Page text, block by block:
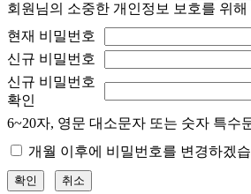
회원님의 소중한 개인정보 보호를 위
현재 비밀번호
신규 비밀번호
신규 비밀번호
확인
6~20자, 영문 대소문자 또는 숫자 특수
개월 이후에 비밀번호를 변경하겠
확인 취소